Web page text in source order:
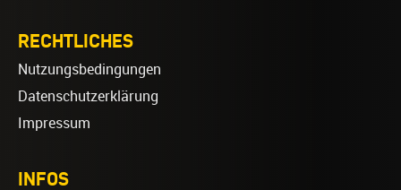
RECHTLICHES
Nutzungsbedingungen
Datenschutzerklärung
Impressum
INFOS